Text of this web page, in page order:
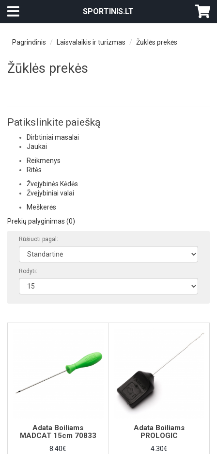
SPORTINIS.LT
Pagrindinis Laisvalaikis ir turizmas Žūklės prekės
Žūklės prekės
Patikslinkite paiešką
Dirbtiniai masalai
Jaukai
Reikmenys
Ritės
Žvejybinės Kėdės
Žvejybiniai valai
Meškerės
Prekių palyginimas (0)
Rūšiuoti pagal:
Rodyti:
Adata Boiliams
MADCAT 15cm 70833
8.40€
Adata Boiliams
PROLOGIC
4.30€